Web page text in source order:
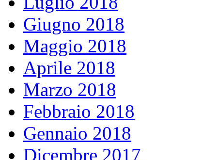
Giugno 2018
Maggio 2018
Aprile 2018
Marzo 2018
Febbraio 2018
Gennaio 2018
Dicembre 2017